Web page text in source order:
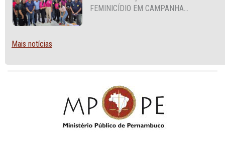
FEMINICÍDIO EM CAMPANHA
Mais notícias